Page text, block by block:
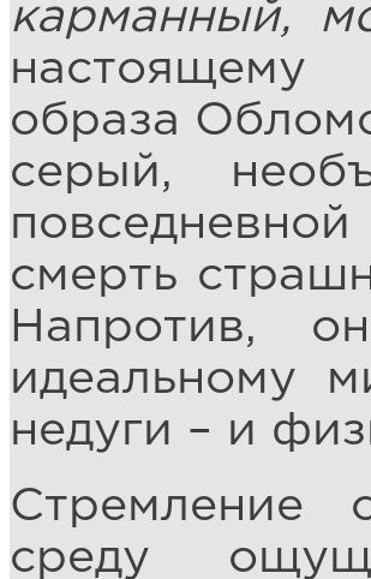
карманный,
настоящему
образа
серый,
смерть
Напротив,
идеальному
недуги – и
Стремление
среду